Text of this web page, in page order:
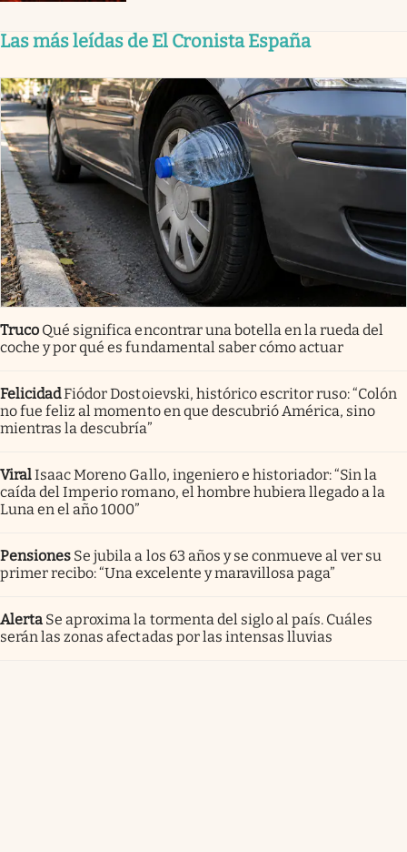
Las más leídas de El Cronista España
Truco Qué significa encontrar una botella en la rueda del
coche y por qué es fundamental saber cómo actuar
FelicidadFiódor Dostoievski, histórico escritor ruso: “Colón
no fue feliz al momento en que descubrió América, sino
mientras la descubría”
ViralIsaac Moreno Gallo, ingeniero e historiador: “Sin la
caída del Imperio romano, el hombre hubiera llegado a la
Luna en el año 1000”
Pensiones Se jubila a los 63 años y se conmueve al ver su
primer recibo: “Una excelente y maravillosa paga”
Alerta Se aproxima la tormenta del siglo al país. Cuáles
serán las zonas afectadas por las intensas lluvias